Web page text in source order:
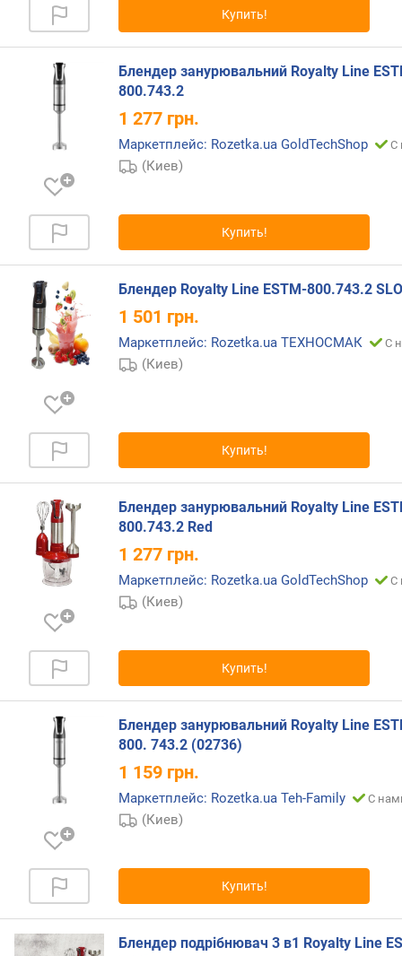
н
в
о
с
о
р
о
с
т
е
й
п
д
е
в
ш
е
к
(
д
я
а
а
(
Купить!
Блендер занурювальний Royalty Line
800.743.2
1 277 грн.
Маркетплейс: Rozetka.ua GoldTechShop С
(Киев)
Купить!
Блендер Royalty Line ESTM-800.743.2
1 501 грн.
Маркетплейс: Rozetka.ua ТЕХНОСМАК С
(Киев)
Купить!
Блендер занурювальний Royalty Line
800.743.2 Red
1 277 грн.
Маркетплейс: Rozetka.ua GoldTechShop С
(Киев)
Купить!
Блендер занурювальний Royalty Line
800. 743.2 (02736)
1 159 грн.
Маркетплейс: Rozetka.ua Teh-Family С
(Киев)
Купить!
Блендер подрібнювач 3 в1 Royalty Line